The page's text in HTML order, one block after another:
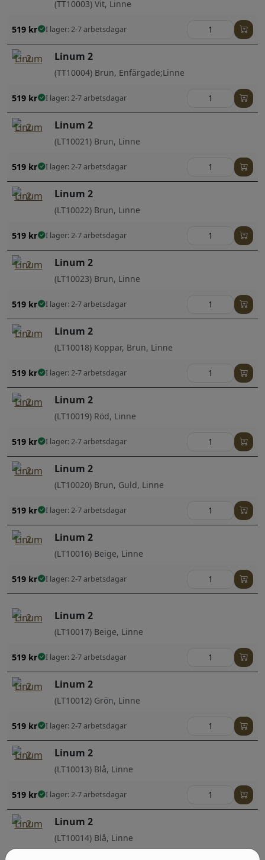
(TT10003) Vit, Linne
519 kr I lager: 2-7 arbetsdagar
Linum 2
(TT10004) Brun, Enfärgade;Linne
519 kr I lager: 2-7 arbetsdagar
Linum 2
(LT10021) Brun, Linne
519 kr I lager: 2-7 arbetsdagar
Linum 2
(LT10022) Brun, Linne
519 kr I lager: 2-7 arbetsdagar
Linum 2
(LT10023) Brun, Linne
519 kr I lager: 2-7 arbetsdagar
Linum 2
(LT10018) Koppar, Brun, Linne
519 kr I lager: 2-7 arbetsdagar
Linum 2
(LT10019) Röd, Linne
519 kr I lager: 2-7 arbetsdagar
Linum 2
(LT10020) Brun, Guld, Linne
519 kr I lager: 2-7 arbetsdagar
Linum 2
(LT10016) Beige, Linne
519 kr I lager: 2-7 arbetsdagar
Linum 2
(LT10017) Beige, Linne
519 kr I lager: 2-7 arbetsdagar
Linum 2
(LT10012) Grön, Linne
519 kr I lager: 2-7 arbetsdagar
Linum 2
(LT10013) Blå, Linne
519 kr I lager: 2-7 arbetsdagar
Linum 2
(LT10014) Blå, Linne